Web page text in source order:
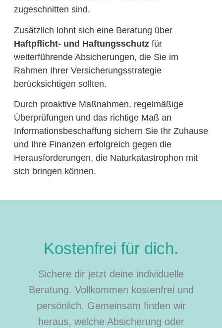
zugeschnitten sind.
Zusätzlich lohnt sich eine Beratung über
Haftpflicht- und Haftungsschutzfür
weiterführende Absicherungen, die Sie im
Rahmen Ihrer Versicherungsstrategie
berücksichtigen sollten.
Durch proaktive Maßnahmen, regelmäßige
Überprüfungen und das richtige Maß an
Informationsbeschaffung sichern Sie Ihr Zuhause
und Ihre Finanzen erfolgreich gegen die
Herausforderungen, die Naturkatastrophen mit
sich bringen können.
Kostenfrei für dich.
Sichere dir jetzt deine individuelle
Beratung. Vollkommen kostenfrei und
persönlich. Gemeinsam finden wir
heraus, welche Absicherung oder